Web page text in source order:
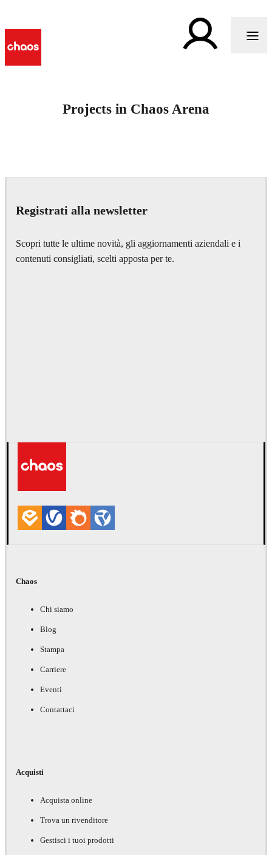
Projects in Chaos Arena
Registrati alla newsletter
Scopri tutte le ultime novità, gli aggiornamenti aziendali e i
contenuti consigliati, scelti apposta per te.
Chaos
Chi siamo
Blog
Stampa
Carriere
Eventi
Contattaci
Acquisti
Acquista online
Trova un rivenditore
Gestisci i tuoi prodotti